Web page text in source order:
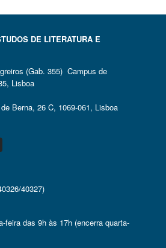
DE LITERATURA E
(Gab. 355) Campus de
Lisboa
Berna, 26 C, 1069-061, Lisboa
40327)
feira das 9h às 17h (encerra quarta-